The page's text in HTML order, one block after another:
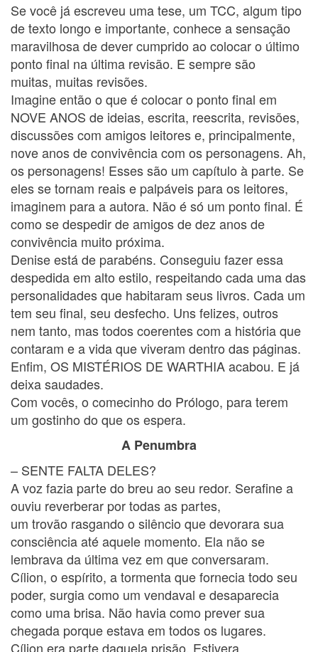
Se você já escreveu uma tese, um TCC, algum tipo
de texto longo e importante, conhece a sensação
maravilhosa de dever cumprido ao colocar o último
ponto final na última revisão. E sempre são
muitas, muitas revisões.
Imagine então o que é colocar o ponto final em
NOVE ANOS de ideias, escrita, reescrita, revisões,
discussões com amigos leitores e, principalmente,
nove anos de convivência com os personagens. Ah,
os personagens! Esses são um capítulo à parte. Se
eles se tornam reais e palpáveis para os leitores,
imaginem para a autora. Não é só um ponto final. É
como se despedir de amigos de dez anos de
convivência muito próxima.
Denise está de parabéns. Conseguiu fazer essa
despedida em alto estilo, respeitando cada uma das
personalidades que habitaram seus livros. Cada um
tem seu final, seu desfecho. Uns felizes, outros
nem tanto, mas todos coerentes com a história que
contaram e a vida que viveram dentro das páginas.
Enfim, OS MISTÉRIOS DE WARTHIA acabou. E já
deixa saudades.
Com vocês, o comecinho do Prólogo, para terem
um gostinho do que os espera.
A Penumbra
– SENTE FALTA DELES?
A voz fazia parte do breu ao seu redor. Serafine a
ouviu reverberar por todas as partes,
um trovão rasgando o silêncio que devorara sua
consciência até aquele momento. Ela não se
lembrava da última vez em que conversaram.
Cílion, o espírito, a tormenta que fornecia todo seu
poder, surgia como um vendaval e desaparecia
como uma brisa. Não havia como prever sua
chegada porque estava em todos os lugares.
Cílion era parte daquela prisão. Estivera